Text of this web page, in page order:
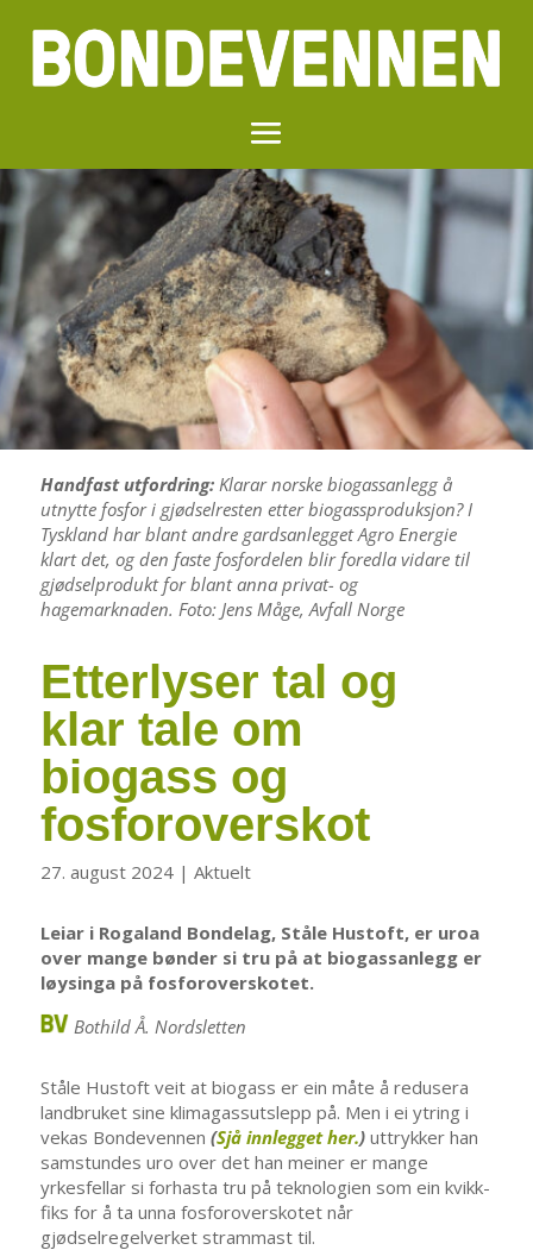
Handfast utfordring:Klarar norske biogassanlegg å
utnytte fosfor i gjødselresten etter biogassproduksjon? I
Tyskland har blant andre gardsanlegget Agro Energie
klart det, og den faste fosfordelen blir foredla vidare til
gjødselprodukt for blant anna privat- og
hagemarknaden. Foto: Jens Måge, Avfall Norge
Etterlyser tal og
klar tale om
biogass og
fosforoverskot
27. august 2024 | Aktuelt
Leiar i Rogaland Bondelag, Ståle Hustoft, er uroa
over mange bønder si tru på at biogassanlegg er
løysinga på fosforoverskotet.
Bothild Å. Nordsletten
​Ståle Hustoft veit at biogass er ein måte å redusera
landbruket sine klimagassutslepp på. Men i ei ytring i
vekas Bondevennen (Sjå innlegget her.)uttrykker han
samstundes uro over det han meiner er mange
yrkesfellar si forhasta tru på teknologien som ein kvikk-
fiks for å ta unna fosforoverskotet når
gjødselregelverket strammast til.